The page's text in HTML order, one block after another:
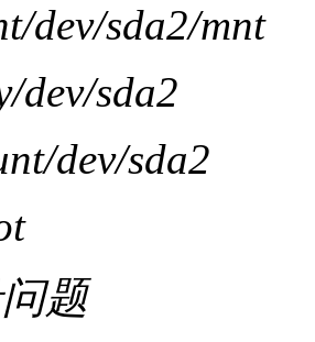
dev/sda2/mnt
dev/sda2
dev/sda2
题